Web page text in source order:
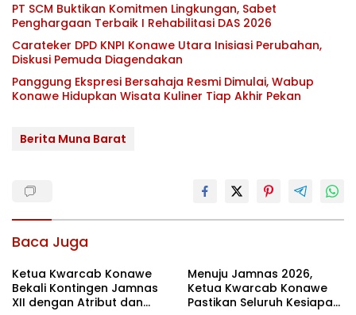
PT SCM Buktikan Komitmen Lingkungan, Sabet
Penghargaan Terbaik I Rehabilitasi DAS 2026
Carateker DPD KNPI Konawe Utara Inisiasi Perubahan,
Diskusi Pemuda Diagendakan
Panggung Ekspresi Bersahaja Resmi Dimulai, Wabup
Konawe Hidupkan Wisata Kuliner Tiap Akhir Pekan
Berita Muna Barat
Baca Juga
Ketua Kwarcab Konawe
Bekali Kontingen Jamnas
XII dengan Atribut dan
Menuju Jamnas 2026,
Ketua Kwarcab Konawe
Pastikan Seluruh Kesiapan